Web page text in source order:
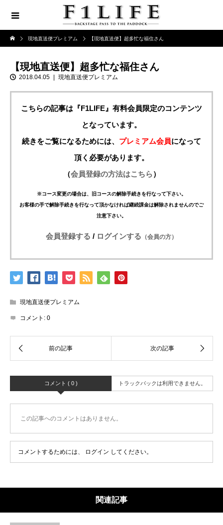
現地直送便プレミアム 【現地直送便】超多忙な福住さん
【現地直送便】超多忙な福住さん
2018.04.05 現地直送便プレミアム
こちらの記事は『F1LIFE』有料会員限定のコンテンツ
となっています。
続きをご覧になるためには、 プレミアム会員になって
頂く必要があります。
（会員登録の方法はこちら）
※コース変更の場合は、旧コースの解除手続きを行なって下さい。
お客様の手で解除手続きを行なって頂かなければ継続課金は解除されませんのでご
注意下さい。
会員登録する / ログインする （会員の方）
現地直送便プレミアム
コメント: 0
コメント ( 0 ) トラックバックは利用できません。
この記事へのコメントはありません。
コメントするためには、 ログイン してください。
関連記事